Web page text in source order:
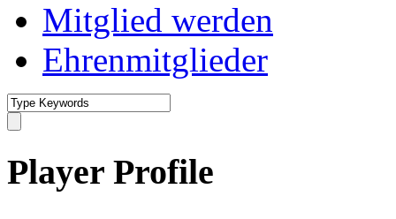
Mitglied werden
Ehrenmitglieder
Player Profile